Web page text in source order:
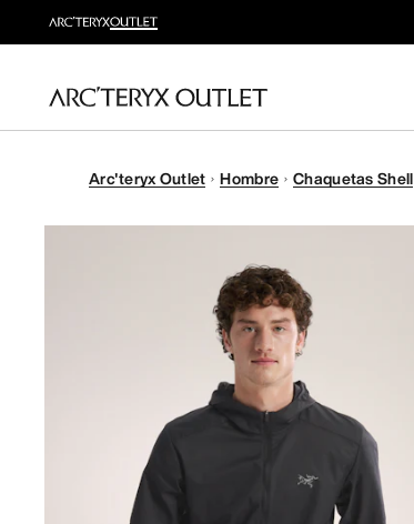
Arc'teryx Outlet Hombre Chaquetas Shell